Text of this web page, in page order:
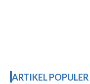
ARTIKEL POPULER